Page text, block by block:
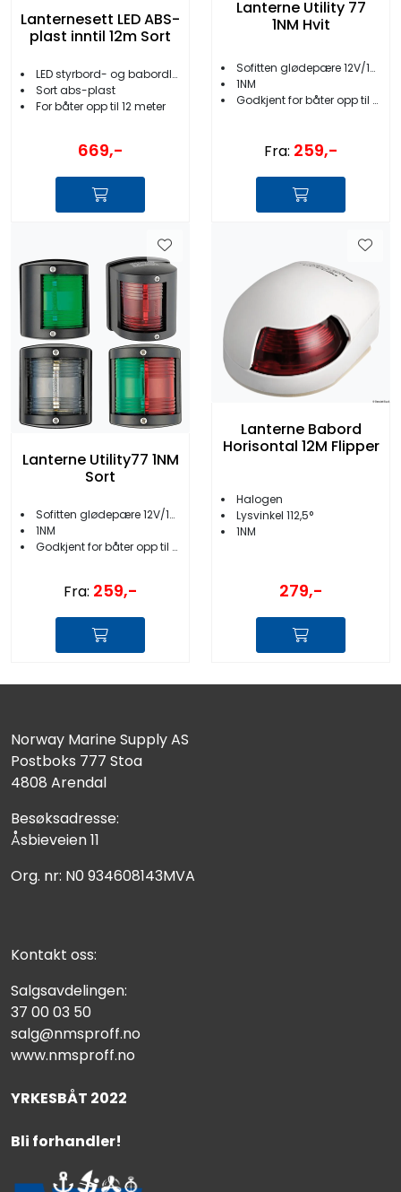
Lanternesett LED ABS-
plast inntil 12m Sort
LED styrbord- og babordlanterne
Sort abs-plast
For båter opp til 12 meter
669,-
Lanterne Utility 77
1NM Hvit
Sofitten glødepære 12V/10W
1NM
Godkjent for båter opp til 12 meter
Fra: 259,-
Lanterne Utility77 1NM
Sort
Sofitten glødepære 12V/10W
1NM
Godkjent for båter opp til 12 meter
Fra: 259,-
Lanterne Babord
Horisontal 12M Flipper
Halogen
Lysvinkel 112,5°
1NM
279,-
Norway Marine Supply AS
Postboks 777 Stoa
4808 Arendal
Besøksadresse:
Åsbieveien 11
Org. nr: N0 934608143MVA
Kontakt oss:
Salgsavdelingen:
37 00 03 50
salg@nmsproff.no
www.nmsproff.no
YRKESBÅT 2022
Bli forhandler!